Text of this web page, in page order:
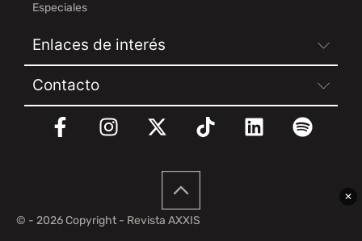
✕
Especiales
Enlaces de interés
Contacto
© - 2026 Copyright - Revista AXXIS